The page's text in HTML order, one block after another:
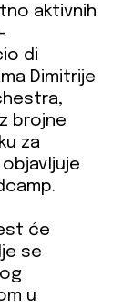
aktivnih
di
Dimitrije
brojne
za
će
se
u